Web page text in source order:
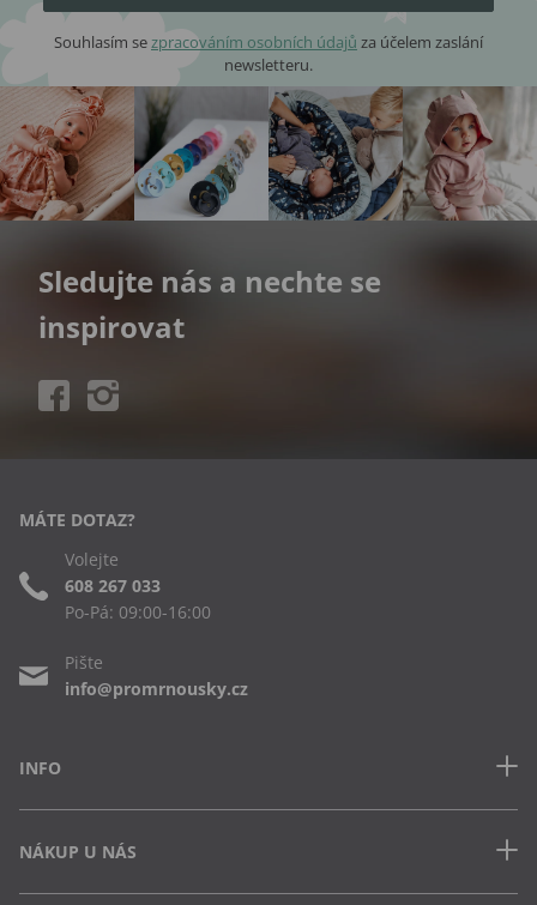
Souhlasím sezpracováním osobních údajů za účelem zaslání
newsletteru.
Sledujte nás a nechte se
inspirovat
INFO
Často kladené dotazy
Obchodní podmínky
NÁKUP U NÁS
MÁTE DOTAZ?
Volejte
608 267 033
Po-Pá: 09:00-16:00
Pište
info@promrnousky.cz